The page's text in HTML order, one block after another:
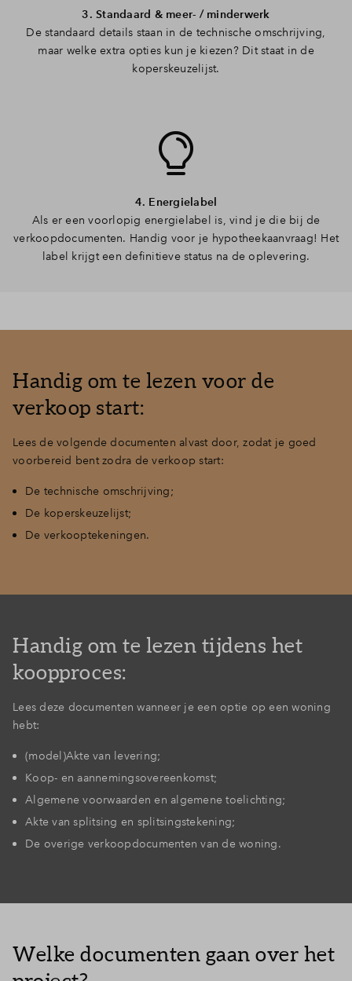
3. Standaard & meer- / minderwerk
De standaard details staan in de technische omschrijving,
maar welke extra opties kun je kiezen? Dit staat in de
koperskeuzelijst.
4. Energielabel
Als er een voorlopig energielabel is, vind je die bij de
verkoopdocumenten. Handig voor je hypotheekaanvraag! Het
label krijgt een definitieve status na de oplevering.
Handig om te lezen voor de
verkoop start:
Lees de volgende documenten alvast door, zodat je goed
voorbereid bent zodra de verkoop start:
De technische omschrijving;
De koperskeuzelijst;
De verkooptekeningen.
Handig om te lezen tijdens het
koopproces:
Lees deze documenten wanneer je een optie op een woning
hebt:
(model)Akte van levering;
Koop- en aannemingsovereenkomst;
Algemene voorwaarden en algemene toelichting;
Akte van splitsing en splitsingstekening;
De overige verkoopdocumenten van de woning.
Welke documenten gaan over het